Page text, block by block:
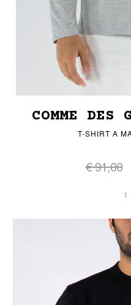
COMME DES
T-SHIRT A
€ 91,00
1